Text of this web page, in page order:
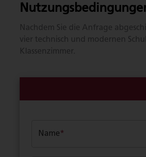
Nachdem Sie die Anfrage
vier technisch und modernen
Klassenzimmer.
Name*